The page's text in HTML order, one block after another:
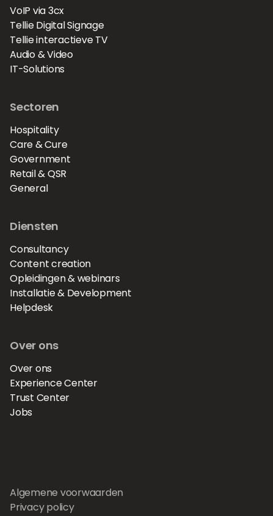
VoIP via 3cx
Tellie Digital Signage
Tellie interactieve TV
Audio & Video
IT-Solutions
Sectoren
Hospitality
Care & Cure
Government
Retail & QSR
General
Diensten
Consultancy
Content creation
Opleidingen & webinars
Installatie & Development
Helpdesk
Over ons
Over ons
Experience Center
Trust Center
Jobs
Algemene voorwaarden
Privacy policy